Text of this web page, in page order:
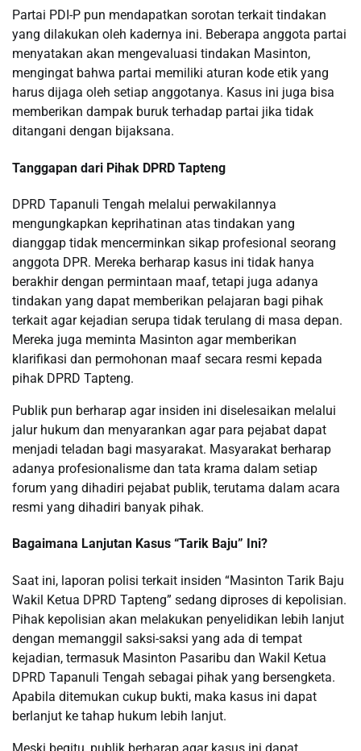
Partai PDI-P pun mendapatkan sorotan terkait tindakan
yang dilakukan oleh kadernya ini. Beberapa anggota partai
menyatakan akan mengevaluasi tindakan Masinton,
mengingat bahwa partai memiliki aturan kode etik yang
harus dijaga oleh setiap anggotanya. Kasus ini juga bisa
memberikan dampak buruk terhadap partai jika tidak
ditangani dengan bijaksana.
Tanggapan dari Pihak DPRD Tapteng
DPRD Tapanuli Tengah melalui perwakilannya
mengungkapkan keprihatinan atas tindakan yang
dianggap tidak mencerminkan sikap profesional seorang
anggota DPR. Mereka berharap kasus ini tidak hanya
berakhir dengan permintaan maaf, tetapi juga adanya
tindakan yang dapat memberikan pelajaran bagi pihak
terkait agar kejadian serupa tidak terulang di masa depan.
Mereka juga meminta Masinton agar memberikan
klarifikasi dan permohonan maaf secara resmi kepada
pihak DPRD Tapteng.
Publik pun berharap agar insiden ini diselesaikan melalui
jalur hukum dan menyarankan agar para pejabat dapat
menjadi teladan bagi masyarakat. Masyarakat berharap
adanya profesionalisme dan tata krama dalam setiap
forum yang dihadiri pejabat publik, terutama dalam acara
resmi yang dihadiri banyak pihak.
Bagaimana Lanjutan Kasus “Tarik Baju” Ini?
Saat ini, laporan polisi terkait insiden “Masinton Tarik Baju
Wakil Ketua DPRD Tapteng” sedang diproses di kepolisian.
Pihak kepolisian akan melakukan penyelidikan lebih lanjut
dengan memanggil saksi-saksi yang ada di tempat
kejadian, termasuk Masinton Pasaribu dan Wakil Ketua
DPRD Tapanuli Tengah sebagai pihak yang bersengketa.
Apabila ditemukan cukup bukti, maka kasus ini dapat
berlanjut ke tahap hukum lebih lanjut.
Meski begitu, publik berharap agar kasus ini dapat